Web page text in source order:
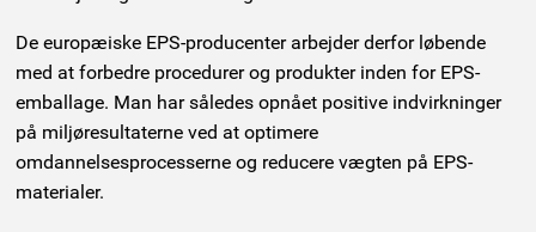
De europæiske EPS-producenter arbejder derfor løbende
med at forbedre procedurer og produkter inden for EPS-
emballage. Man har således opnået positive indvirkninger
på miljøresultaterne ved at optimere
omdannelsesprocesserne og reducere vægten på EPS-
materialer.